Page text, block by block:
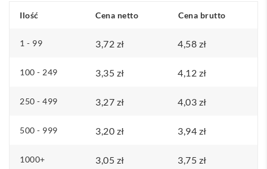
0
ł
o
,
7
taśmy
Ilość Cena netto Cena brutto
1 - 99 3,72 zł 4,58 zł
100 - 249 3,35 zł 4,12 zł
250 - 499 3,27 zł 4,03 zł
500 - 999 3,20 zł 3,94 zł
1000+ 3,05 zł 3,75 zł